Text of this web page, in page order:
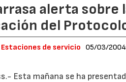
alerta
del
de servicio 05/03/2004
Esta mañana se ha